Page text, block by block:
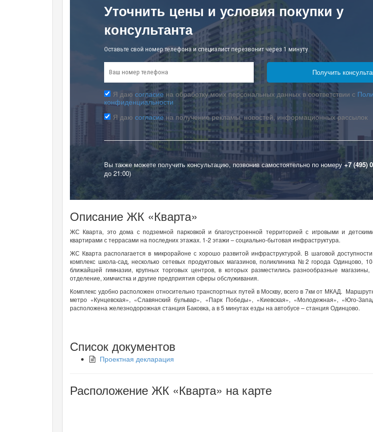
Уточнить цены и условия покупки у
консультанта
Оставьте свой номер телефона и специалист перезвонит через 1 минуту
Я даю согласие на обработку моих персональных данных в соответствии с
конфиденциальности
Я даю согласиена получение рекламы, новостей, информационных рассылок
Вы также можете получить консультацию, позвонив самостоятельно по номеру +7 (495)
до 21:00)
Описание ЖК «Кварта»
ЖС Кварта, это дома с подземной парковкой и благоустроенной территорией с игровыми и
квартирами с террасами на последних этажах. 1-2 этажи – социально-бытовая инфраструктура.
ЖС Кварта располагается в микрорайоне с хорошо развитой инфраструктурой. В шаговой
комплекс школа-сад, несколько сетевых продуктовых магазинов, поликлиника №2 города Одинцово,
ближайшей гимназии, крупных торговых центров, в которых разместились разнообразные
отделение, химчистка и другие предприятия сферы обслуживания.
Комплекс удобно расположен относительно транспортных путей в Москву, всего в 7км от МКАД.
метро «Кунцевская», «Славянский бульвар», «Парк Победы», «Киевская», «Молодежная», «Юго-
расположена железнодорожная станция Баковка, а в 5 минутах езды на автобусе – станция Одинцово.
Список документов
Проектная декларация
Расположение ЖК «Кварта» на карте